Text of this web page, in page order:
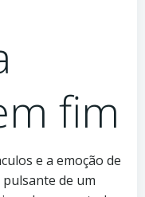
fim
e a emoção de
de um